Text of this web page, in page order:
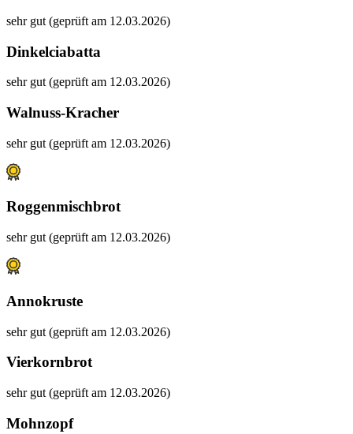
sehr gut (geprüft am 12.03.2026)
Dinkelciabatta
sehr gut (geprüft am 12.03.2026)
Walnuss-Kracher
sehr gut (geprüft am 12.03.2026)
Roggenmischbrot
sehr gut (geprüft am 12.03.2026)
Annokruste
sehr gut (geprüft am 12.03.2026)
Vierkornbrot
sehr gut (geprüft am 12.03.2026)
Mohnzopf